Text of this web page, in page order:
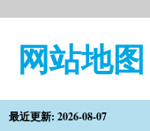
网站地图
最近更新: 2026-08-07